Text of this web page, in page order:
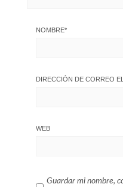
NOMBRE*
DIRECCIÓN DE CORREO
WEB
Guardar mi nombre,